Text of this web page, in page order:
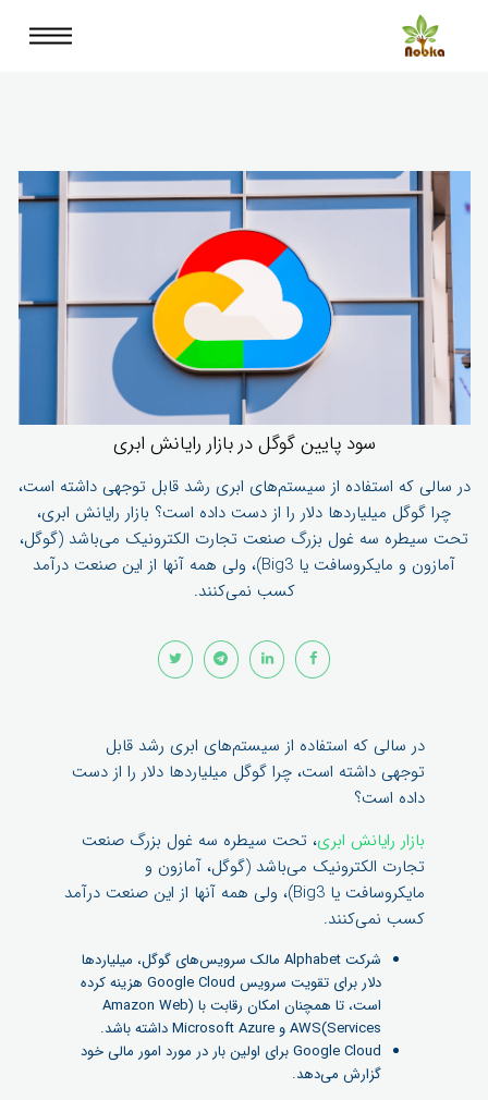
سود پایین گوگل در بازار رایانش ابری
در سالی که استفاده از سیستم‌های ابری رشد قابل توجهی داشته است،
چرا گوگل میلیاردها دلار را از دست داده است؟ بازار رایانش ابری،
تحت سیطره سه غول بزرگ صنعت تجارت الکترونیک می‌باشد (گوگل،
آمازون و مایکروسافت یا Big3)، ولی همه آنها از این صنعت درآمد
کسب نمی‌کنند.
در سالی که استفاده از سیستم‌های ابری رشد قابل
توجهی داشته است، چرا گوگل میلیاردها دلار را از دست
داده است؟
بازار رایانش ابری، تحت سیطره سه غول بزرگ صنعت
تجارت الکترونیک می‌باشد (گوگل، آمازون و
مایکروسافت یا Big3)، ولی همه آنها از این صنعت درآمد
کسب نمی‌کنند.
شرکت Alphabet مالک سرویس‌های گوگل، میلیاردها
دلار برای تقویت سرویس Google Cloud هزینه کرده
است، تا همچنان امکان رقابت با (Amazon Web
Services)AWS و Microsoft Azure داشته باشد.
Google Cloud برای اولین بار در مورد امور مالی خود
گزارش می‌دهد.